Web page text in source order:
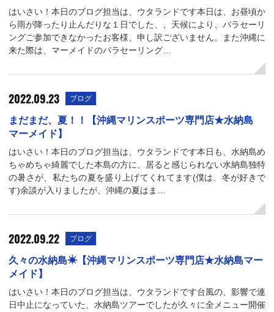
はいさい！本日のブログ担当は、ウタランドです本日は、お昼頃か
ら雨が降ったり止んだりな１日でした、、天候により、パラセーリ
ングご参加できなかったお客様、申し訳ございません。また沖縄に
来た際は、マーメイドのパラセーリング…
2022.09.23 ブログ
まだまだ、夏！！【沖縄マリンスポーツ専門店★水納島
マーメイド】
はいさい！本日のブログ担当は、ウタランドです本日も、水納島め
ちゃめちゃ綺麗でした本島の方に、居ると感じられない水納島独特
の暑さが、私たちの夏を盛り上げてくれてます(僕は、冬が好きで
す)余談が入りましたが、沖縄の夏はま…
2022.09.22 ブログ
久々の水納島☀【沖縄マリンスポーツ専門店★水納島マー
メイド】
はいさい！本日のブログ担当は、ウタランドです台風の、影響で連
日中止になっていた、水納島ツアーでしたが久々に全メニュー開催